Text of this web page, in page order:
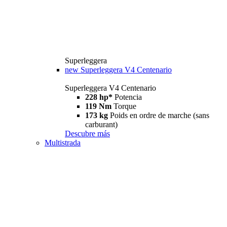
Superleggera
new Superleggera V4 Centenario
Superleggera V4 Centenario
228 hp* Potencia
119 Nm Torque
173 kg Poids en ordre de marche (sans
carburant)
Descubre más
Multistrada